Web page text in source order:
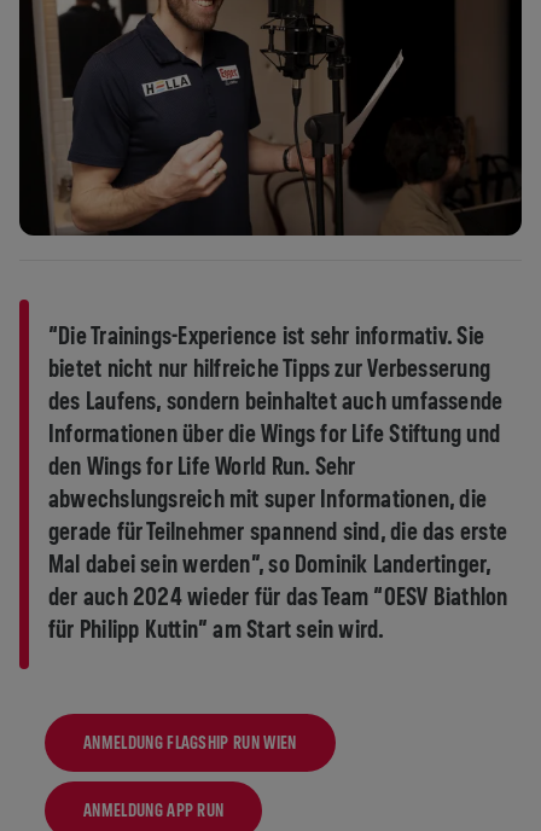
“Die Trainings-Experience ist sehr informativ. Sie
bietet nicht nur hilfreiche Tipps zur Verbesserung
des Laufens, sondern beinhaltet auch umfassende
Informationen über die Wings for Life Stiftung und
den Wings for Life World Run. Sehr
abwechslungsreich mit super Informationen, die
gerade für Teilnehmer spannend sind, die das erste
Mal dabei sein werden”, so Dominik Landertinger,
der auch 2024 wieder für das Team “OESV Biathlon
für Philipp Kuttin” am Start sein wird.
ANMELDUNG FLAGSHIP RUN WIEN
ANMELDUNG APP RUN